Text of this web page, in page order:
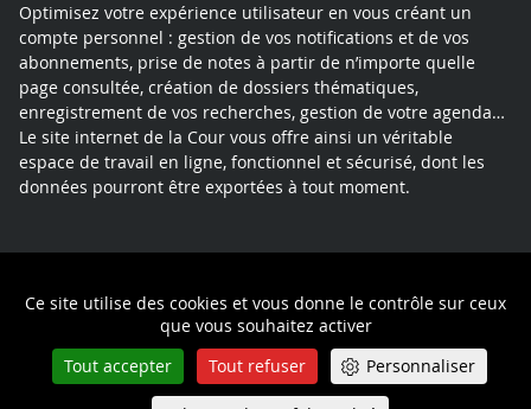
Ce site utilise des cookies et vous donne le contrôle sur ceux
que vous souhaitez activer
Tout accepter
Tout refuser Personnaliser
Optimisez votre expérience utilisateur en vous créant un
compte personnel : gestion de vos notifications et de vos
abonnements, prise de notes à partir de n’importe quelle
page consultée, création de dossiers thématiques,
enregistrement de vos recherches, gestion de votre agenda…
Le site internet de la Cour vous offre ainsi un véritable
espace de travail en ligne, fonctionnel et sécurisé, dont les
données pourront être exportées à tout moment.
Politique de confidentialité